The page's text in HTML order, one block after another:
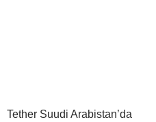
Tether Suudi Arabistan’da